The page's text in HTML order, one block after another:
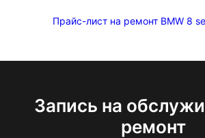
Прайс-лист на ремонт BMW 8
Запись на
ремонт